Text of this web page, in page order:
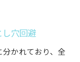
し穴回避
かれており、全